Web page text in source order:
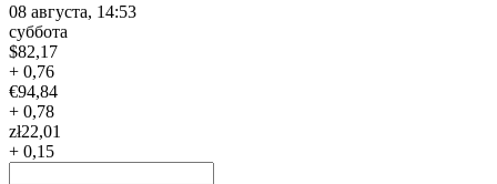
08 августа, 14:53
суббота
$82,17
+ 0,76
€94,84
+ 0,78
zł22,01
+ 0,15